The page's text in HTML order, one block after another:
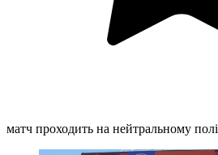
матч проходить на нейтральному полі